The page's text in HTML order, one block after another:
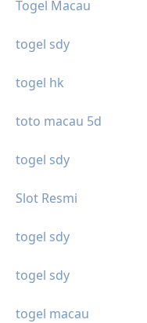
Togel Macau
togel sdy
togel hk
toto macau 5d
togel sdy
Slot Resmi
togel sdy
togel sdy
togel macau